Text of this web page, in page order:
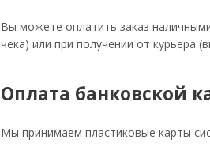
Вы можете оплатить заказ
чека) или при получении от курьера
Оплата банковской
Мы принимаем пластиковые карты